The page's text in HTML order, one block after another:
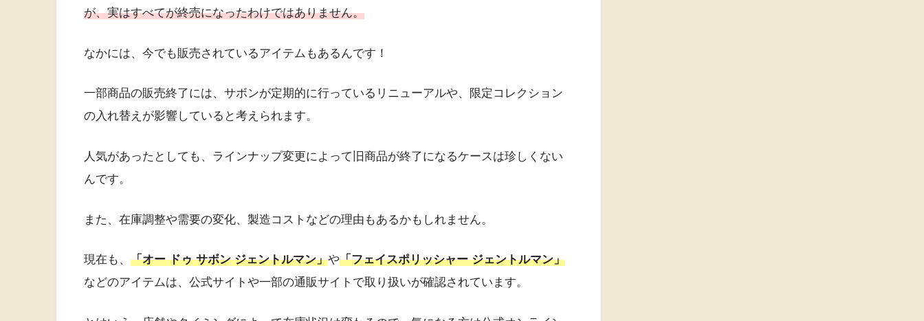
が、実はすべてが終売になったわけではありません。
なかには、今でも販売されているアイテムもあるんです！
一部商品の販売終了には、サボンが定期的に行っているリニューアルや、限定コレクション
の入れ替えが影響していると考えられます。
人気があったとしても、ラインナップ変更によって旧商品が終了になるケースは珍しくない
んです。
また、在庫調整や需要の変化、製造コストなどの理由もあるかもしれません。
現在も、 「オー ドゥ サボン ジェントルマン」や「フェイスポリッシャー ジェントルマン」
などのアイテムは、公式サイトや一部の通販サイトで取り扱いが確認されています。